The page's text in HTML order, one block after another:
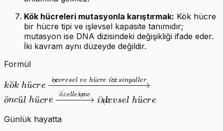
Kök hücreleri mutasyonla karıştırmak: Kök hücre
bir hücre tipi ve işlevsel kapasite tanımıdır;
mutasyon ise DNA dizisindeki değişikliği ifade eder.
İki kavram aynı düzeyde değildir.
Formül
kök\ hücre
\xrightarrow{çevresel\
ve\ hücre\ içi\ sinyaller}
öncül\ hücre
ko
¨k hu
¨cre
c
\c
evresel ve hu
¨cre ic
\c
i sinyaller
o
¨ncu
¨l hu
¨cre
o
¨zelles
\cme
is
\c
levsel hu
¨cre
Günlük hayatta